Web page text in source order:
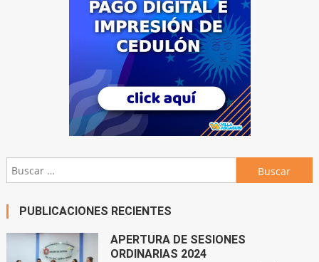
Buscar:
PUBLICACIONES RECIENTES
APERTURA DE SESIONES
ORDINARIAS 2024